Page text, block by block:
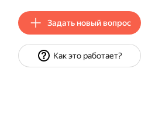
Задать новый вопрос
Как это работает?